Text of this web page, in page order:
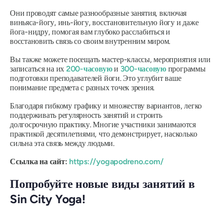
Они проводят самые разнообразные занятия, включая
виньяса-йогу, инь-йогу, восстановительную йогу и даже
йога-нидру, помогая вам глубоко расслабиться и
восстановить связь со своим внутренним миром.
Вы также можете посещать мастер-классы, мероприятия или
записаться на их 200-часовуюи 300-часовуюпрограммы
подготовки преподавателей йоги. Это углубит ваше
понимание предмета с разных точек зрения.
Благодаря гибкому графику и множеству вариантов, легко
поддерживать регулярность занятий и строить
долгосрочную практику. Многие участники занимаются
практикой десятилетиями, что демонстрирует, насколько
сильна эта связь между людьми.
Ссылка на сайт: https://yogapodreno.com/
Попробуйте новые виды занятий в
Sin City Yoga!